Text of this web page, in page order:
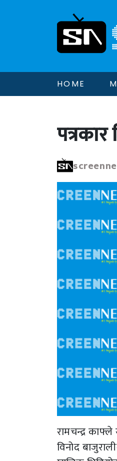
HOME
रामचन्द्र
विनोद